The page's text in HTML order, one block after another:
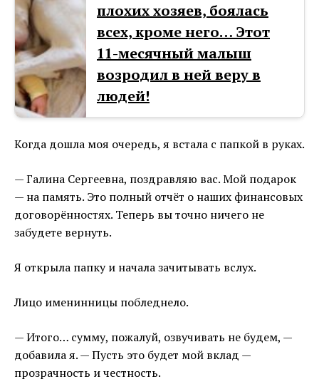
плохих хозяев, боялась
всех, кроме него… Этот
11-месячный малыш
возродил в ней веру в
людей!
Когда дошла моя очередь, я встала с папкой в руках.
— Галина Сергеевна, поздравляю вас. Мой подарок
— на память. Это полный отчёт о наших финансовых
договорённостях. Теперь вы точно ничего не
забудете вернуть.
Я открыла папку и начала зачитывать вслух.
Лицо именинницы побледнело.
— Итого… сумму, пожалуй, озвучивать не будем, —
добавила я. — Пусть это будет мой вклад —
прозрачность и честность.